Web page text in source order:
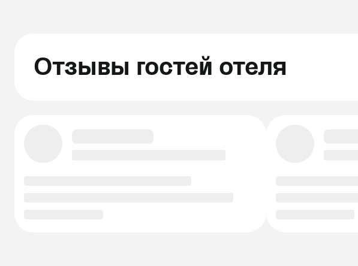
Отзывы гостей отеля